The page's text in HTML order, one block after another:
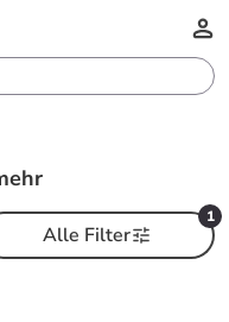
1
Alle Filter